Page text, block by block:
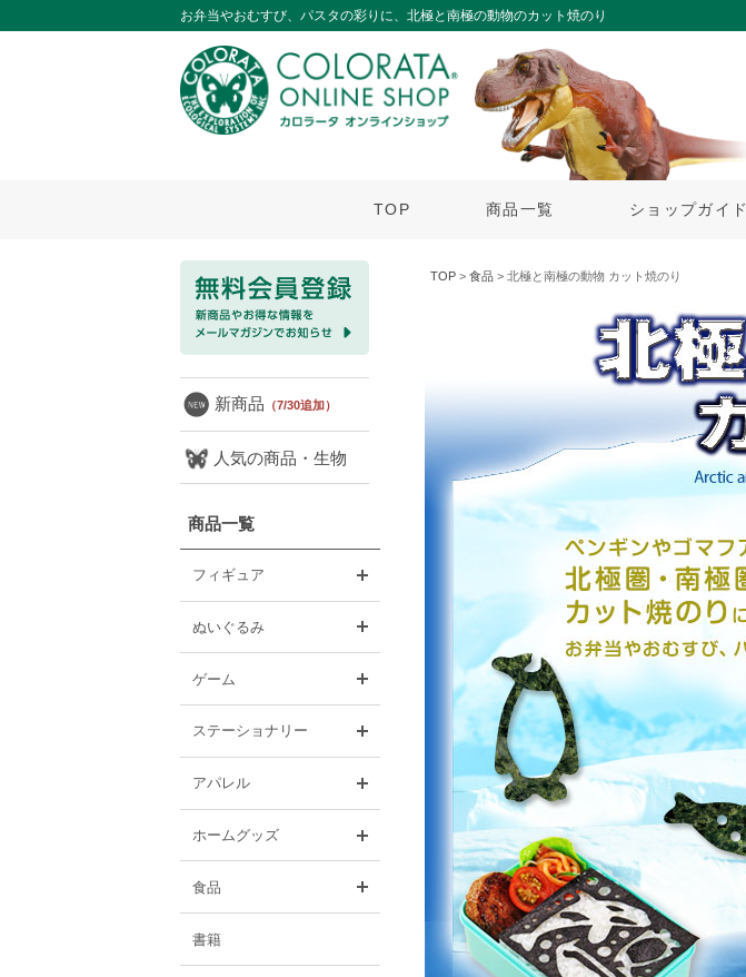
お弁当やおむすび、パスタの彩りに、北極と南極の動物のカット焼のり
TOP 商品一覧 ショップガイド
新商品 （7/30追加）
人気の商品・生物
商品一覧
フィギュア
ぬいぐるみ
ゲーム
ステーショナリー
アパレル
ホームグッズ
食品
書籍
TOP > 食品 > 北極と南極の動物 カット焼のり